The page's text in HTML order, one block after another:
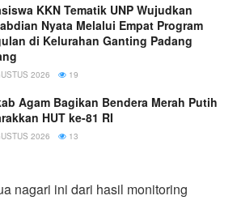
KKN Tematik UNP Wujudkan
Nyata Melalui Empat Program
di Kelurahan Ganting Padang
2026 19
Agam Bagikan Bendera Merah Putih
HUT ke-81 RI
2026 13
nagari ini dari hasil monitoring